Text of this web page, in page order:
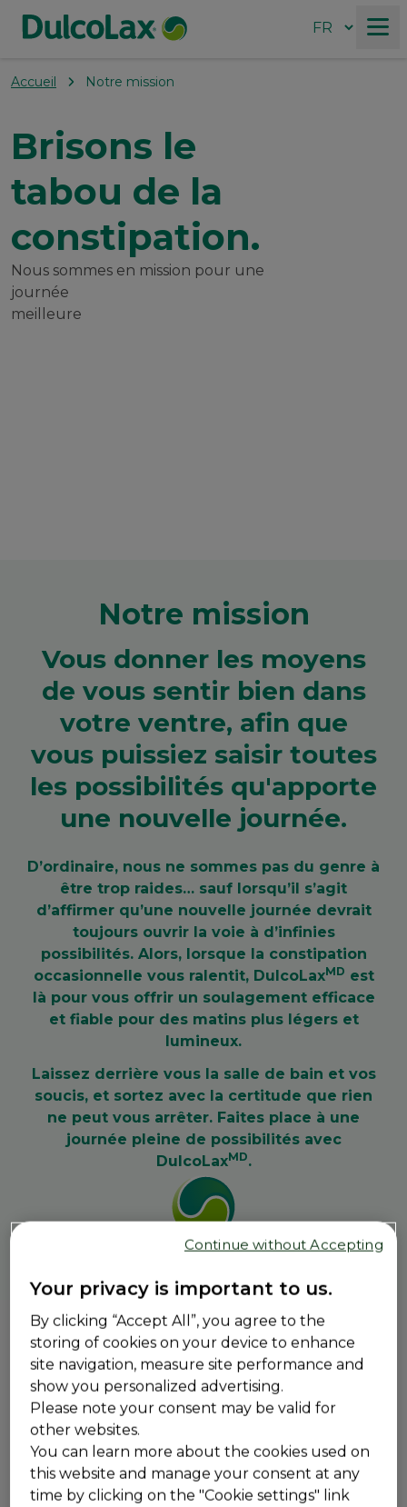
Produits
Pourquoi DulcoLax?
Constipation : ce qu’il faut savoir
Nos valeurs
Accueil Notre mission
Brisons le
tabou de la
constipation.
Nous sommes en mission pour une
journée
meilleure
Notre mission
Vous donner les moyens
de vous sentir bien dans
votre ventre, afin que
vous puissiez saisir toutes
les possibilités qu'apporte
une nouvelle journée.
D’ordinaire, nous ne sommes pas du genre à
être trop raides… sauf lorsqu’il s’agit
d’affirmer qu’une nouvelle journée devrait
toujours ouvrir la voie à d’infinies
possibilités. Alors, lorsque la constipation
occasionnelle vous ralentit, DulcoLaxMD est
là pour vous offrir un soulagement efficace
et fiable pour des matins plus légers et
lumineux.
Laissez derrière vous la salle de bain et vos
soucis, et sortez avec la certitude que rien
ne peut vous arrêter. Faites place à une
journée pleine de possibilités avec
DulcoLaxMD.
Promouvoir l'éducation
Your privacy is important to us.
By clicking “Accept All”, you agree to the
storing of cookies on your device to enhance
site navigation, measure site performance and
show you personalized advertising.
Please note your consent may be valid for
other websites.
You can learn more about the cookies used on
this website and manage your consent at any
time by clicking on the "Cookie settings" link
Continue without Accepting